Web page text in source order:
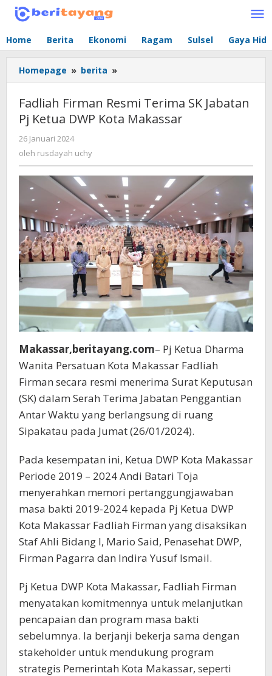
Lewati
Home Berita Ekonomi Ragam Sulsel Gaya
Homepage » berita »
Firman
Terima
SK
Kota
Makassar
Fadliah Firman Resmi Terima SK Jabatan
Pj Ketua DWP Kota Makassar
26 Januari 2024
rusdayah
uchy
oleh rusdayah uchy
Makassar,beritayang.com– Pj Ketua Dharma
Wanita Persatuan Kota Makassar Fadliah
Firman secara resmi menerima Surat Keputusan
(SK) dalam Serah Terima Jabatan Penggantian
Antar Waktu yang berlangsung di ruang
Sipakatau pada Jumat (26/01/2024).
Pada kesempatan ini, Ketua DWP Kota Makassar
Periode 2019 – 2024 Andi Batari Toja
menyerahkan memori pertanggungjawaban
masa bakti 2019-2024 kepada Pj Ketua DWP
Kota Makassar Fadliah Firman yang disaksikan
Staf Ahli Bidang I, Mario Said, Penasehat DWP,
Firman Pagarra dan Indira Yusuf Ismail.
Pj Ketua DWP Kota Makassar, Fadliah Firman
menyatakan komitmennya untuk melanjutkan
pencapaian dan program masa bakti
sebelumnya. Ia berjanji bekerja sama dengan
stakeholder untuk mendukung program
strategis Pemerintah Kota Makassar, seperti